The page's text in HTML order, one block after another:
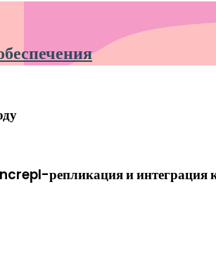
репликация и интеграция